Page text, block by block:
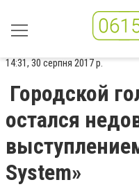
14:31, 30 серпня 2017 р.
Городской
остался
System»